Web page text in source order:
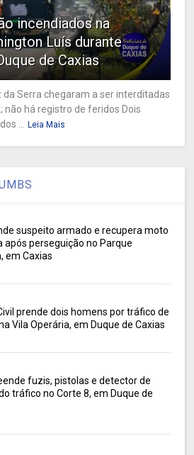
incendiados na
Luís durante
de Caxias
Serra chegaram a ser interditadas
não há registro de feridos Dois
...
Leia Mais
suspeito armado e recupera moto
após perseguição no Parque
em Caxias
prende dois homens por tráfico de
Vila Operária, em Duque de Caxias
fuzis, pistolas e detector de
tráfico no Corte 8, em Duque de